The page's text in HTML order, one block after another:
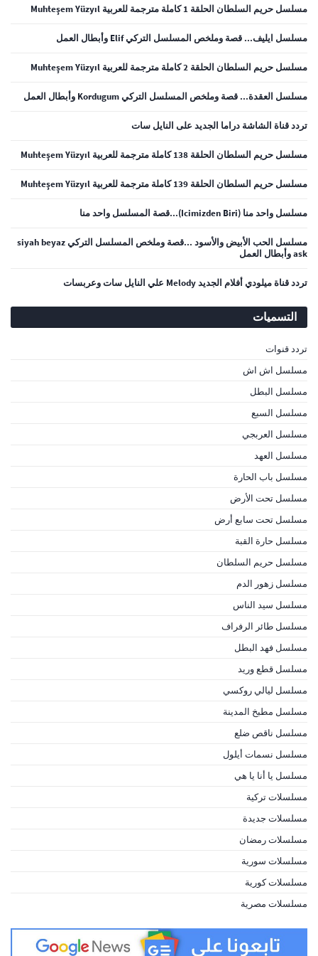
مسلسل حريم السلطان الحلقة 1 كاملة مترجمة للعربية Muhteşem Yüzyıl
مسلسل ايليف... قصة وملخص المسلسل التركي Elif وأبطال العمل
مسلسل حريم السلطان الحلقة 2 كاملة مترجمة للعربية Muhteşem Yüzyıl
مسلسل العقدة... قصة وملخص المسلسل التركي Kordugum وأبطال العمل
تردد قناة الشاشة دراما الجديد على النايل سات
مسلسل حريم السلطان الحلقة 138 كاملة مترجمة للعربية Muhteşem Yüzyıl
مسلسل حريم السلطان الحلقة 139 كاملة مترجمة للعربية Muhteşem Yüzyıl
مسلسل واحد منا (Icimizden Biri)...قصة المسلسل واحد منا
مسلسل الحب الأبيض والأسود ...قصة وملخص المسلسل التركي siyah beyaz
ask وأبطال العمل
تردد قناة ميلودي أفلام الجديد Melody علي النايل سات وعربسات
التسميات
تردد قنوات
مسلسل اش اش
مسلسل البطل
مسلسل السبع
مسلسل العربجي
مسلسل العهد
مسلسل باب الحارة
مسلسل تحت الأرض
مسلسل تحت سابع أرض
مسلسل حارة القبة
مسلسل حريم السلطان
مسلسل زهور الدم
مسلسل سيد الناس
مسلسل طائر الرفراف
مسلسل فهد البطل
مسلسل قطع وريد
مسلسل ليالي روكسي
مسلسل مطبخ المدينة
مسلسل ناقص ضلع
مسلسل نسمات أيلول
مسلسل يا أنا يا هي
مسلسلات تركية
مسلسلات جديدة
مسلسلات رمضان
مسلسلات سورية
مسلسلات كورية
مسلسلات مصرية